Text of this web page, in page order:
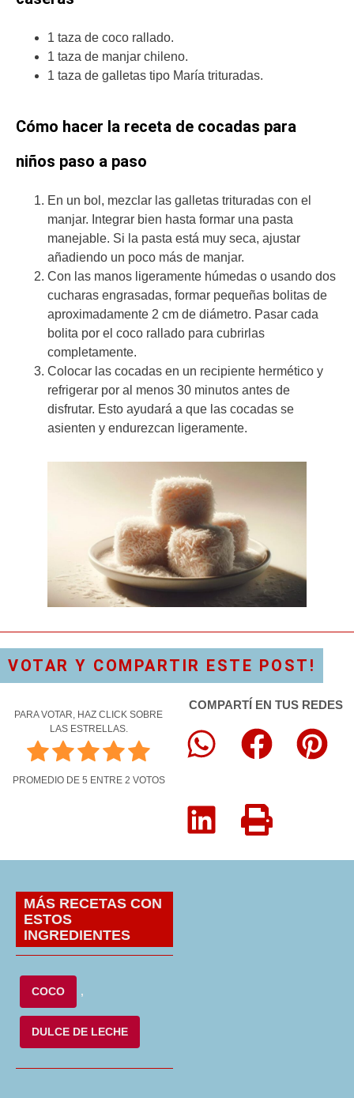
1 taza de coco rallado.
1 taza de manjar chileno.
1 taza de galletas tipo María trituradas.
Cómo hacer la receta de cocadas para
niños paso a paso
En un bol, mezclar las galletas trituradas con el
manjar. Integrar bien hasta formar una pasta
manejable. Si la pasta está muy seca, ajustar
añadiendo un poco más de manjar.
Con las manos ligeramente húmedas o usando dos
cucharas engrasadas, formar pequeñas bolitas de
aproximadamente 2 cm de diámetro. Pasar cada
bolita por el coco rallado para cubrirlas
completamente.
Colocar las cocadas en un recipiente hermético y
refrigerar por al menos 30 minutos antes de
disfrutar. Esto ayudará a que las cocadas se
asienten y endurezcan ligeramente.
VOTAR Y COMPARTIR ESTE POST!
PARA VOTAR, HAZ CLICK SOBRE
LAS ESTRELLAS.
PROMEDIO DE 5 ENTRE 2 VOTOS
COMPARTÍ EN TUS REDES
MÁS RECETAS CON
ESTOS
INGREDIENTES
COCO ,
DULCE DE LECHE